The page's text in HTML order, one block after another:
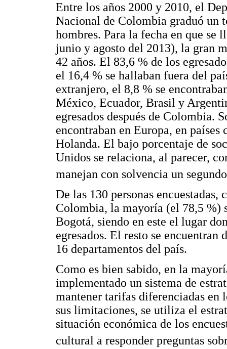
Entre los años 2000 y 2010, el
Nacional de Colombia graduó un
hombres. Para la fecha en que se
junio y agosto del 2013), la gran
42 años. El 83,6 % de los
el 16,4 % se hallaban fuera del
extranjero, el 8,8 % se
México, Ecuador, Brasil y
egresados después de Colombia.
encontraban en Europa, en
Holanda. El bajo porcentaje de
Unidos se relaciona, al parecer,
manejan con solvencia un
De las 130 personas
Colombia, la mayoría (el 78,5 %)
Bogotá, siendo en este el lugar
egresados. El resto se
16 departamentos del país.
Como es bien sabido, en la
implementado un sistema de
mantener tarifas diferenciadas en
sus limitaciones, se utiliza el
situación económica de los
cultural a responder preguntas